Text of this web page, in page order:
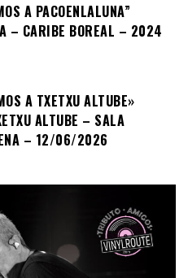
A PACOENLALUNA”
– CARIBE BOREAL – 2024
A TXETXU ALTUBE»
ALTUBE – SALA
– 12/06/2026